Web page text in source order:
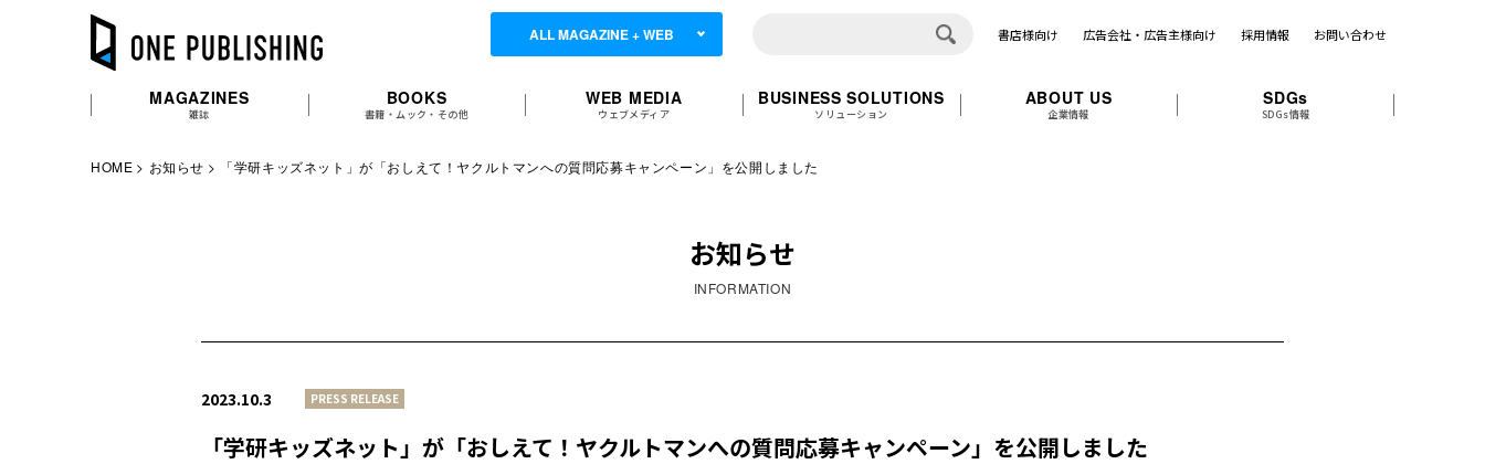
ALL MAGAZINE + WEB 書店様向け 広告会社・広告主様向け 採用情報 お問い合わせ
MAGAZINES
雑誌
BOOKS
書籍・ムック・その他
WEB MEDIA
ウェブメディア
BUSINESS SOLUTIONS
ソリューション
ABOUT US
企業情報
SDGs
SDGs情報
HOME お知らせ 「学研キッズネット」が「おしえて！ヤクルトマンへの質問応募キャンペーン」を公開しました
お知らせ
INFORMATION
2023.10.3 PRESS RELEASE
「学研キッズネット」が「おしえて！ヤクルトマンへの質問応募キャンペーン」を公開しました